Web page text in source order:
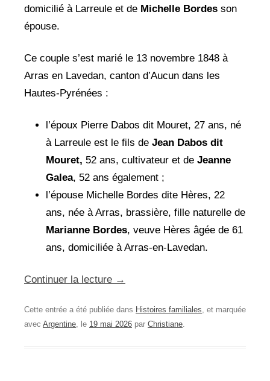
domicilié à Larreule et de Michelle Bordes son
épouse.
Ce couple s’est marié le 13 novembre 1848 à
Arras en Lavedan, canton d’Aucun dans les
Hautes-Pyrénées :
l’époux Pierre Dabos dit Mouret, 27 ans, né
à Larreule est le fils de Jean Dabos dit
Mouret, 52 ans, cultivateur et de Jeanne
Galea, 52 ans également ;
l’épouse Michelle Bordes dite Hères, 22
ans, née à Arras, brassière, fille naturelle de
Marianne Bordes, veuve Hères âgée de 61
ans, domiciliée à Arras-en-Lavedan.
Continuer la lecture →
Cette entrée a été publiée dans Histoires familiales, et marquée
avec Argentine, le 19 mai 2026 par Christiane.